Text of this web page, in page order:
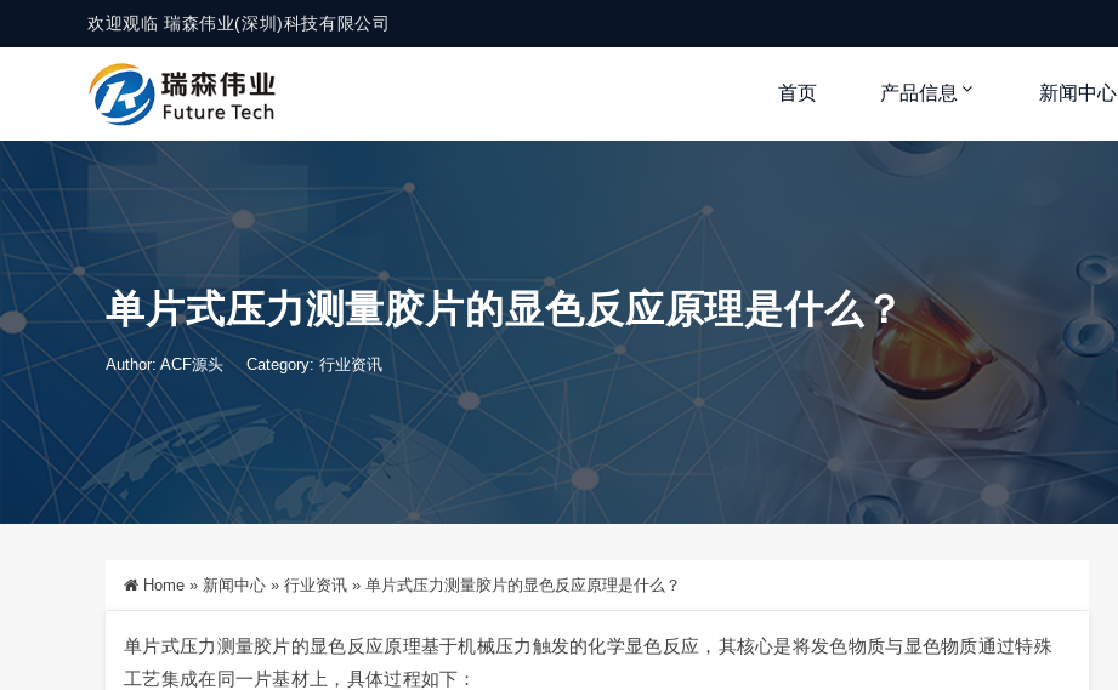
欢迎观临 瑞森伟业(深圳)科技有限公司
首页 产品信息 新闻中心
单片式压力测量胶片的显色反应原理是什么？
Author: ACF源头 Category:行业资讯
Home » 新闻中心 » 行业资讯 » 单片式压力测量胶片的显色反应原理是什么？
单片式压力测量胶片的显色反应原理基于机械压力触发的化学显色反应，其核心是将发色物质与显色物质通过特殊
工艺集成在同一片基材上，具体过程如下：